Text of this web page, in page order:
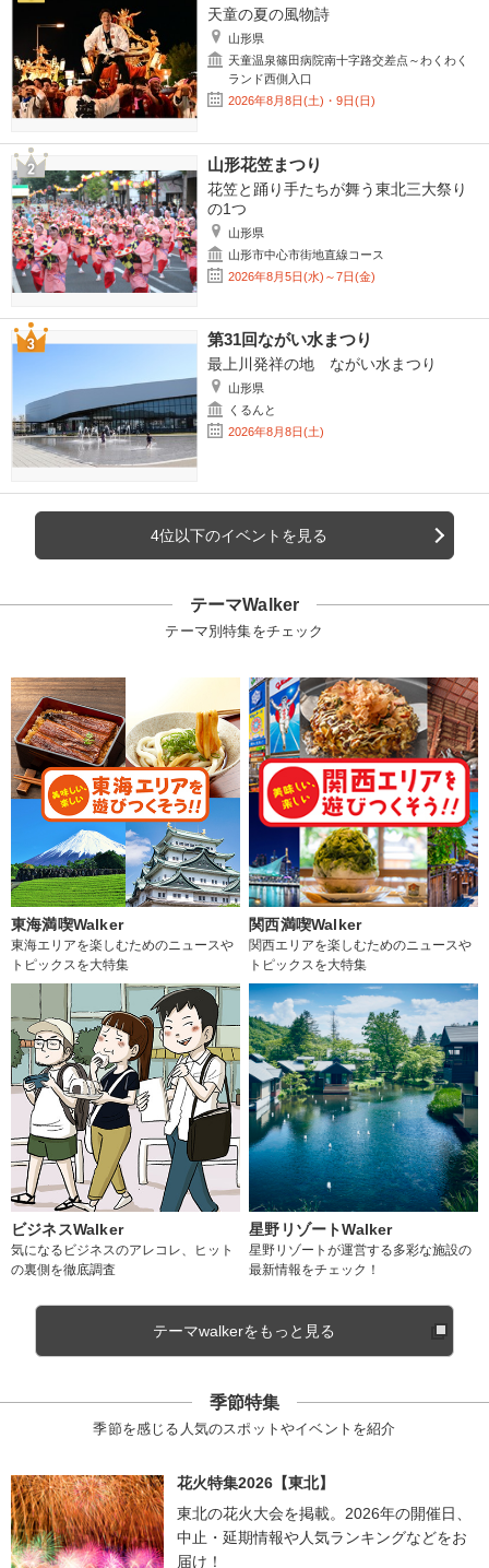
天童の夏の風物詩
山形県
天童温泉篠田病院南十字路交差点～わくわく
ランド西側入口
2026年8月8日(土)・9日(日)
山形花笠まつり
花笠と踊り手たちが舞う東北三大祭り
の1つ
山形県
山形市中心市街地直線コース
2026年8月5日(水)～7日(金)
第31回ながい水まつり
最上川発祥の地 ながい水まつり
山形県
くるんと
2026年8月8日(土)
4位以下のイベントを見る
テーマWalker
テーマ別特集をチェック
東海満喫Walker
東海エリアを楽しむためのニュースや
トピックスを大特集
関西満喫Walker
関西エリアを楽しむためのニュースや
トピックスを大特集
ビジネスWalker
気になるビジネスのアレコレ、ヒット
の裏側を徹底調査
星野リゾートWalker
星野リゾートが運営する多彩な施設の
最新情報をチェック！
テーマwalkerをもっと見る
季節特集
季節を感じる人気のスポットやイベントを紹介
花火特集2026【東北】
東北の花火大会を掲載。2026年の開催日、
中止・延期情報や人気ランキングなどをお
届け！